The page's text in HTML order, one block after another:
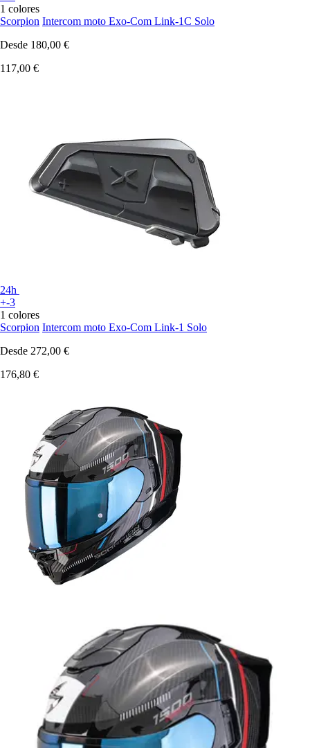
1 colores
Scorpion Intercom moto Exo-Com Link-1C Solo
Desde 180,00 €
117,00 €
24h
+-3
1 colores
Scorpion Intercom moto Exo-Com Link-1 Solo
Desde 272,00 €
176,80 €